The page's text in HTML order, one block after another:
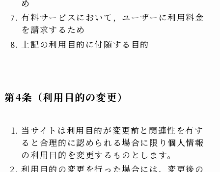
め
有料サービスにおいて，ユーザーに利用料金
を請求するため
上記の利用目的に付随する目的
第4条（利用目的の変更）
当サイトは利用目的が変更前と関連性を有す
ると合理的に認められる場合に限り個人情報
の利用目的を変更するものとします。
利用目的の変更を行った場合には、変更後の